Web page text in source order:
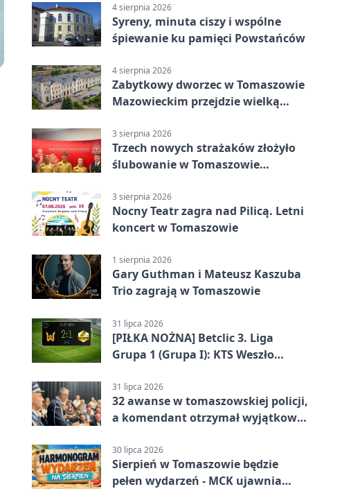
4 sierpnia 2026
Syreny, minuta ciszy i wspólne
śpiewanie ku pamięci Powstańców
4 sierpnia 2026
Zabytkowy dworzec w Tomaszowie
Mazowieckim przejdzie wielką
wykonawcy
3 sierpnia 2026
Trzech nowych strażaków złożyło
ślubowanie w Tomaszowie
3 sierpnia 2026
Nocny Teatr zagra nad Pilicą. Letni
koncert w Tomaszowie
1 sierpnia 2026
Gary Guthman i Mateusz Kaszuba
Trio zagrają w Tomaszowie
31 lipca 2026
[PIŁKA NOŻNA] Betclic 3. Liga
Grupa 1 (Grupa I): KTS Weszło
Mazowiecki 2:1
31 lipca 2026
32 awanse w tomaszowskiej policji,
a komendant otrzymał wyjątkowy
30 lipca 2026
Sierpień w Tomaszowie będzie
pełen wydarzeń - MCK ujawnia